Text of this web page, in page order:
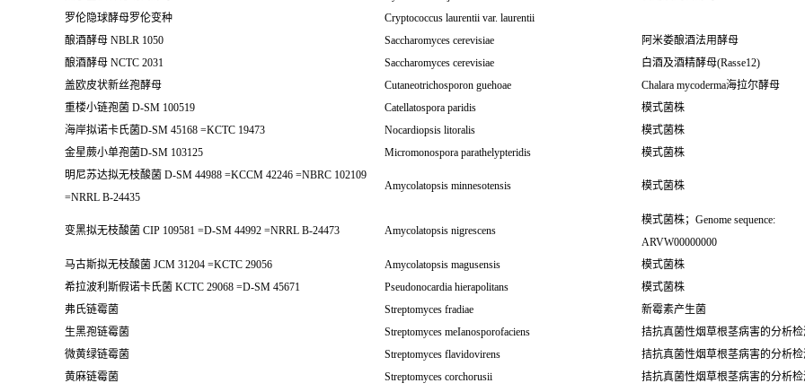
罗伦隐球酵母罗伦变种
Cryptococcus laurentii var. laurentii
酿酒酵母 NBLR 1050
Saccharomyces cerevisiae
阿米娄酿酒法用酵母
酿酒酵母 NCTC 2031
Saccharomyces cerevisiae
白酒及酒精酵母(Rasse12)
盖欧皮状新丝孢酵母
Cutaneotrichosporon guehoae
Chalara mycoderma海拉尔酵母
重楼小链孢菌 D-SM 100519
Catellatospora paridis
模式菌株
海岸拟诺卡氏菌D-SM 45168 =KCTC 19473
Nocardiopsis litoralis
模式菌株
金星蕨小单孢菌D-SM 103125
Micromonospora parathelypteridis
模式菌株
明尼苏达拟无枝酸菌 D-SM 44988 =KCCM 42246 =NBRC 102109
=NRRL B-24435
Amycolatopsis minnesotensis 模式菌株
变黑拟无枝酸菌 CIP 109581 =D-SM 44992 =NRRL B-24473 Amycolatopsis nigrescens
模式菌株；Genome sequence:
ARVW00000000
马古斯拟无枝酸菌 JCM 31204 =KCTC 29056
Amycolatopsis magusensis
模式菌株
希拉波利斯假诺卡氏菌 KCTC 29068 =D-SM 45671
Pseudonocardia hierapolitans
模式菌株
弗氏链霉菌
Streptomyces fradiae
新霉素产生菌
生黑孢链霉菌
Streptomyces meIanosporofaciens
拮抗真菌性烟草根茎病害的分析检
微黄绿链霉菌
Streptomyces flavidovirens
拮抗真菌性烟草根茎病害的分析检
黄麻链霉菌
Streptomyces corchorusii
拮抗真菌性烟草根茎病害的分析检